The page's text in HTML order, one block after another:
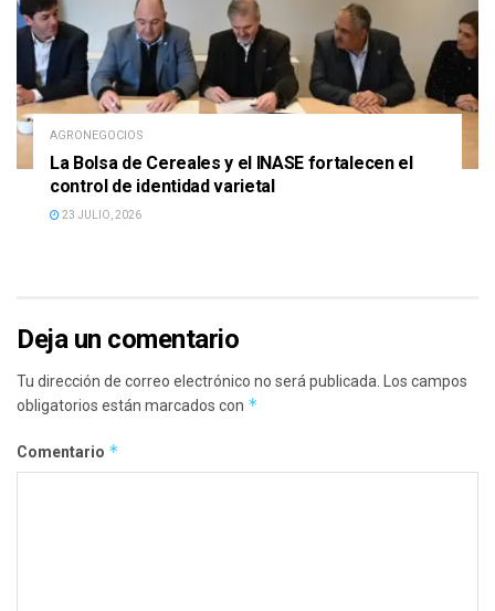
AGRONEGOCIOS
La Bolsa de Cereales y el INASE fortalecen el
control de identidad varietal
23 JULIO, 2026
Deja un comentario
Tu dirección de correo electrónico no será publicada.
Los campos
obligatorios están marcados con *
Comentario *